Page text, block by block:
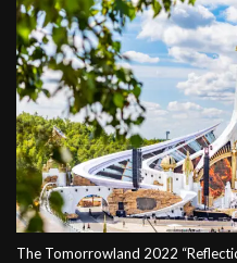
The Tomorrowland 2022